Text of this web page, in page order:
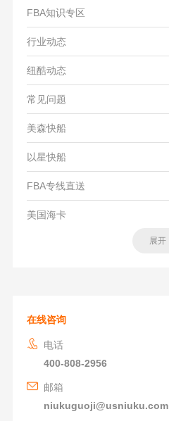
FBA知识专区
行业动态
纽酷动态
常见问题
美森快船
以星快船
FBA专线直送
美国海卡
展开
在线咨询
电话
400-808-2956
邮箱
niukuguoji@usniuku.com